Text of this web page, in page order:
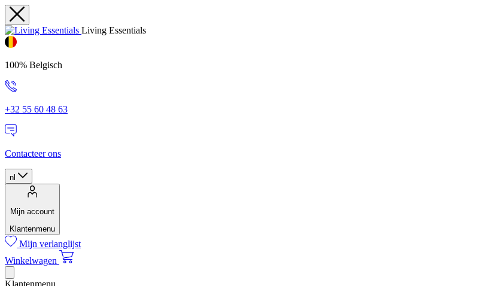
Living Essentials
100% Belgisch
+32 55 60 48 63
Contacteer ons
nl
Mijn account
Klantenmenu
Mijn verlanglijst
Winkelwagen
Klantenmenu